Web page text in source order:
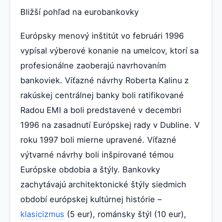
Bližší pohľad na eurobankovky
Európsky menový inštitút vo februári 1996
vypísal výberové konanie na umelcov, ktorí sa
profesionálne zaoberajú navrhovaním
bankoviek. Víťazné návrhy Roberta Kalinu z
rakúskej centrálnej banky boli ratifikované
Radou EMI a boli predstavené v decembri
1996 na zasadnutí Európskej rady v Dubline. V
roku 1997 boli mierne upravené. Víťazné
výtvarné návrhy boli inšpirované témou
Európske obdobia a štýly. Bankovky
zachytávajú architektonické štýly siedmich
období európskej kultúrnej histórie –
klasicizmus (5 eur), románsky štýl (10 eur),